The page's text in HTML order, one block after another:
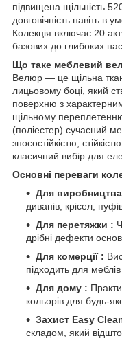
підвищена щільність
довговічність навіть в
Колекція включає 20
базових до глибоких
Що таке меблевий
Велюр — це щільна
лицьовому боці, який
поверхню з
щільному
(поліестер) сучасний
зносостійкістю,
класичний вибір для
Основні переваги
Для
диванів, крісел,
Для перетяжки :
дрібні дефекти
Для комерції :
підходить для
Для дому :
кольорів для будь-
Захист Easy
складом, який